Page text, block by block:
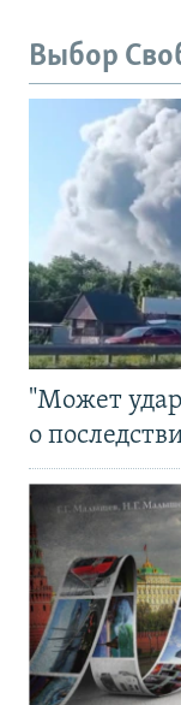
Выбор
"Может
о